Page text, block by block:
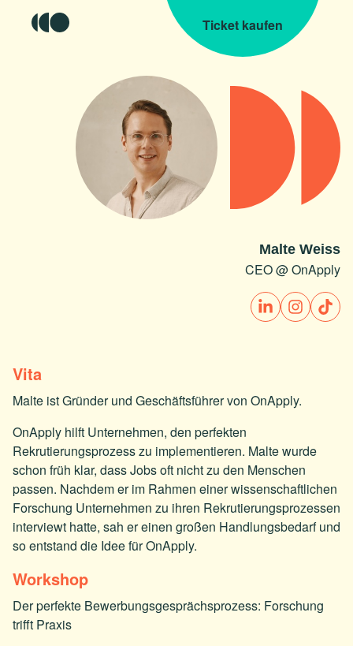
Malte Weiss
CEO @ OnApply
Vita
Malte ist Gründer und Geschäftsführer von OnApply.
OnApply hilft Unternehmen, den perfekten
Rekrutierungsprozess zu implementieren. Malte wurde
schon früh klar, dass Jobs oft nicht zu den Menschen
passen. Nachdem er im Rahmen einer wissenschaftlichen
Forschung Unternehmen zu ihren Rekrutierungsprozessen
interviewt hatte, sah er einen großen Handlungsbedarf und
so entstand die Idee für OnApply.
Workshop
Der perfekte Bewerbungsgesprächsprozess: Forschung
trifft Praxis
Ticket kaufen